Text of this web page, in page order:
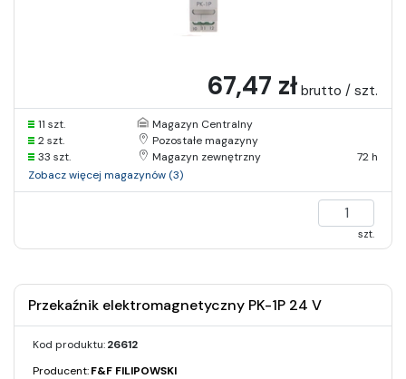
67,47 zł brutto / szt.
11 szt.
Magazyn Centralny
2 szt.
Pozostałe magazyny
33 szt.
Magazyn zewnętrzny
72 h
Zobacz więcej magazynów (3)
szt.
Przekaźnik elektromagnetyczny PK-1P 24 V
Kod produktu:26612
Producent:F&F FILIPOWSKI